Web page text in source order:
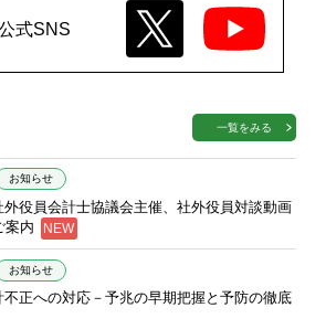
式SNS
一覧をみる
お知らせ
外役員会計士協議会主催、社外役員対談動画
案内
お知らせ
不正への対応－予兆の早期把握と予防の徹底